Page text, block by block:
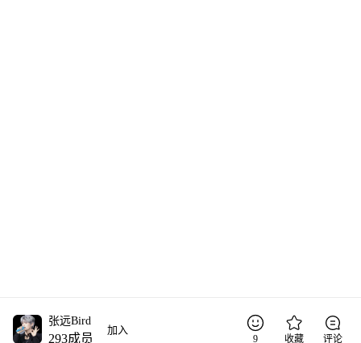
张远Bird
293成员
加入
9 收藏 评论